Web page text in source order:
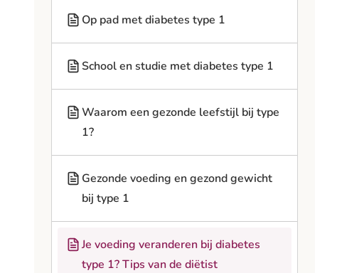
Op pad met diabetes type 1
School en studie met diabetes type 1
Waarom een gezonde leefstijl bij type
1?
Gezonde voeding en gezond gewicht
bij type 1
Je voeding veranderen bij diabetes
type 1? Tips van de diëtist